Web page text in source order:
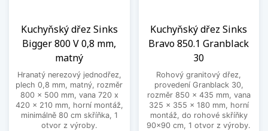
Kuchyňský dřez Sinks
Bigger 800 V 0,8 mm,
matný
Hranatý nerezový jednodřez,
plech 0,8 mm, matný, rozměr
800 x 500 mm, vana 720 x
420 x 210 mm, horní montáž,
minimálně 80 cm skříňka, 1
otvor z výroby.
Kuchyňský dřez Sinks
Bravo 850.1 Granblack
30
Rohový granitový dřez,
provedení Granblack 30,
rozměr 850 x 435 mm, vana
325 x 355 x 180 mm, horní
montáž, do rohové skříňky
90x90 cm, 1 otvor z výroby.